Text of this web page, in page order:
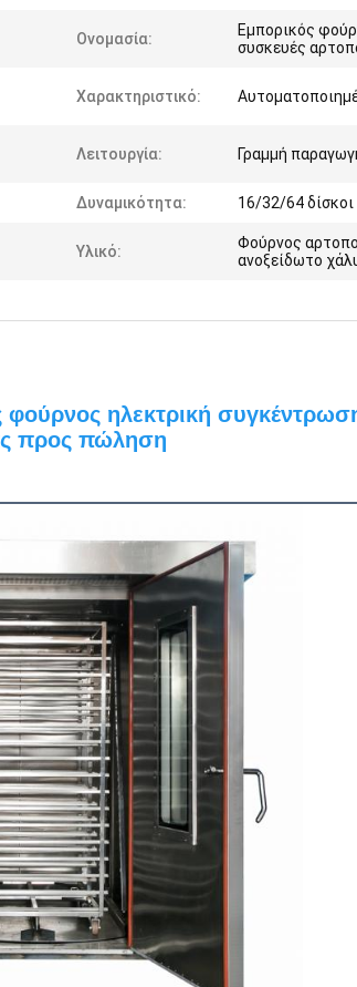
Ονομασία:
Εμπορικός
συσκευές
Χαρακτηριστικό:
Λειτουργία: Γραμμή
Δυναμικότητα: 16/32/64 δίσκοι
Υλικό:
Φούρνος
ανοξείδωτο
φούρνος ηλεκτρική
προς πώληση